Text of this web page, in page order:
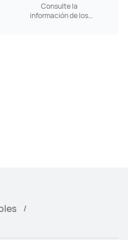
Consulte la
información de los